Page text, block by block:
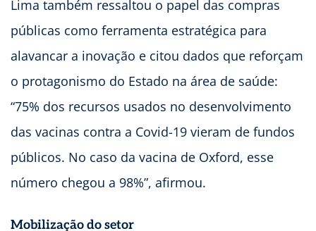
Lima também ressaltou o papel das compras
públicas como ferramenta estratégica para
alavancar a inovação e citou dados que reforçam
o protagonismo do Estado na área de saúde:
“75% dos recursos usados no desenvolvimento
das vacinas contra a Covid-19 vieram de fundos
públicos. No caso da vacina de Oxford, esse
número chegou a 98%”, afirmou.
Mobilização do setor